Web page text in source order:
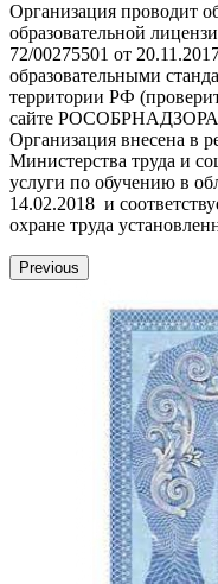
Организация проводит
образовательной
72/00275501 от
образовательными
территории РФ
сайте
Организация внесена в
Министерства труда и
услуги по обучению в
14.02.2018 и
охране труда
Previous